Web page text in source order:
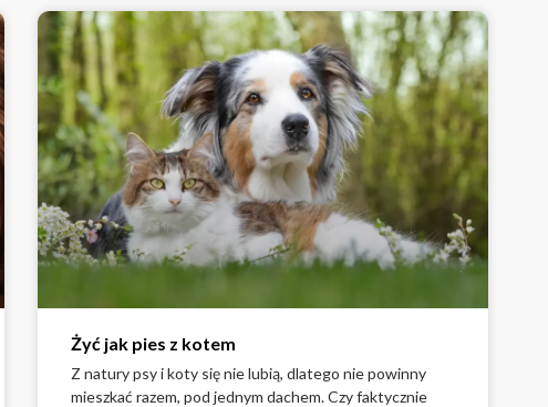
Żyć jak pies z kotem
Z natury psy i koty się nie lubią, dlatego nie powinny
mieszkać razem, pod jednym dachem. Czy faktycznie